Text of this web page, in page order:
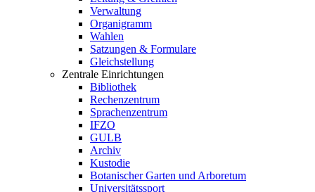
Verwaltung
Organigramm
Wahlen
Satzungen & Formulare
Gleichstellung
Zentrale Einrichtungen
Bibliothek
Rechenzentrum
Sprachenzentrum
IFZO
GULB
Archiv
Kustodie
Botanischer Garten und Arboretum
Universitätssport